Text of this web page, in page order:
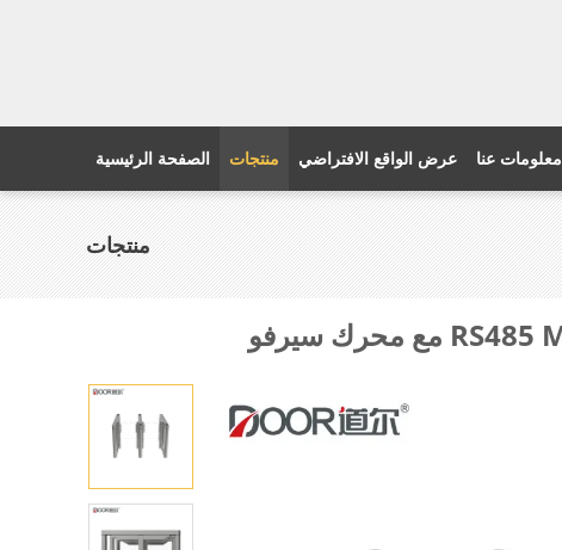
الصفحة الرئيسية منتجات عرض الواقع الافتراضي معلومات عنا
منتجات